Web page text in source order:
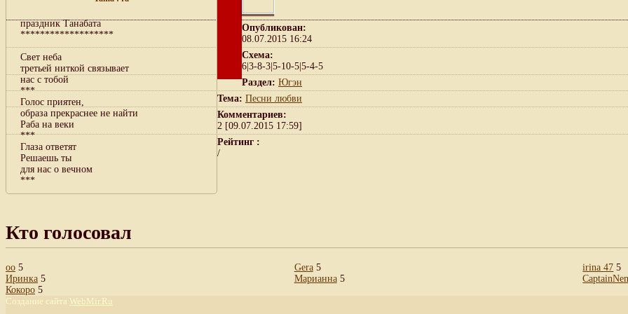
праздник Танабата
*******************
Свет неба
третьей ниткой связывает
нас с тобой
***
Голос приятен,
образа прекраснее не найти
Раба на веки
***
Глаза ответят
Решаешь ты
для нас о вечном
***
Опубликован:
08.07.2015 16:24
Схема:
6|3-8-3|5-10-5|5-4-5
Раздел: Югэн
Тема: Песни любви
Комментариев:
2 [09.07.2015 17:59]
Рейтинг :
/
Кто голосовал
oo 5
Иринка 5
Gera5
Марианна5
irina 47 5
Кокоро 5
Создание сайта WebMir.Ru